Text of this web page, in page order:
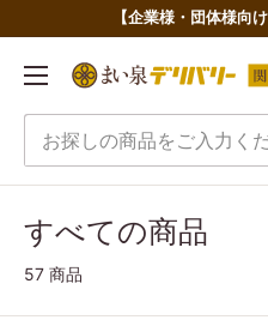
テ
ン
に
キ
ッ
【企業様・団体様向
ま
い
泉
バ
リ
ー
すべての商品
57 商品